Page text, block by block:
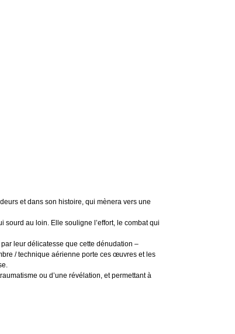
et dans son histoire, qui mènera vers une
sourd au loin. Elle souligne l’effort, le combat qui
leur délicatesse que cette dénudation –
/ technique aérienne porte ces œuvres et les
ou d’une révélation, et permettant à